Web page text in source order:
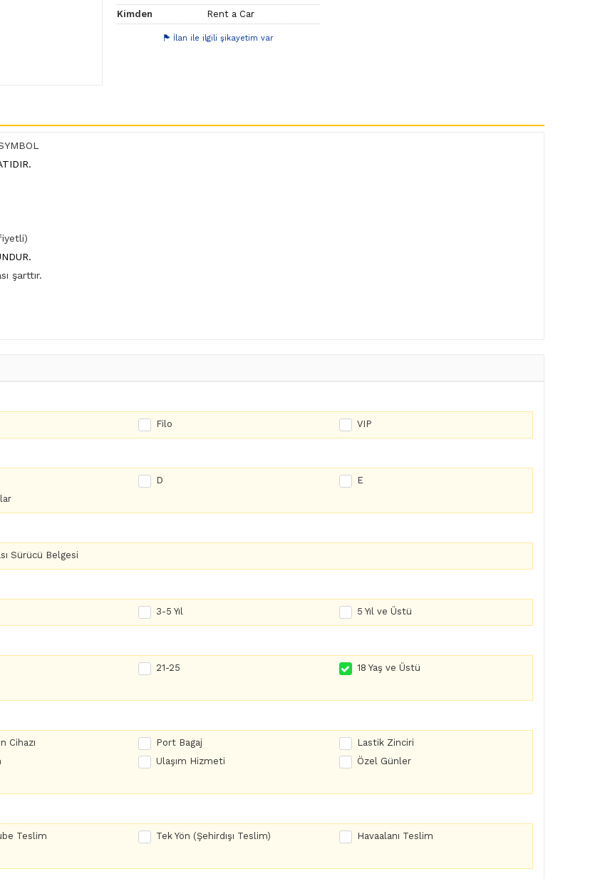
Kimden
Rent a Car
İlan ile ilgili şikayetim var
şarttır.
Filo VIP
D
E
Sürücü Belgesi
3-5 Yıl 5 Yıl ve Üstü
21-25
18 Yaş ve Üstü
Cihazı Port Bagaj
Lastik Zinciri
Ulaşım Hizmeti
Özel Günler
Teslim Tek Yön (Şehirdışı Teslim)
Havaalanı Teslim